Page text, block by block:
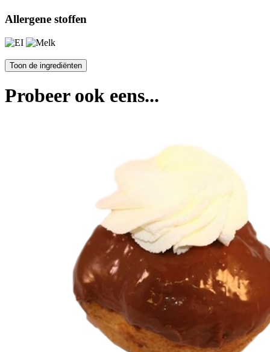
Allergene stoffen
Probeer ook eens...